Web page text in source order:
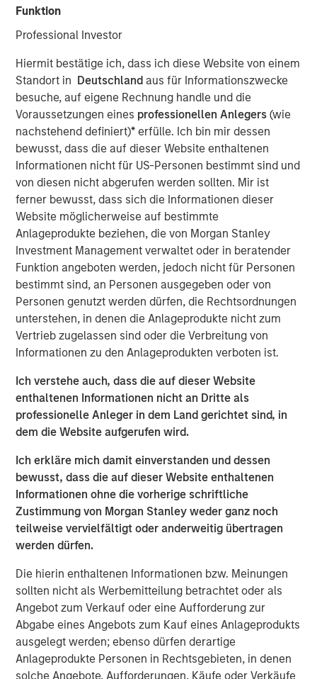
Funktion
Professional Investor
Hiermit bestätige ich, dass ich diese Website von einem
Standort in Deutschland aus für Informationszwecke
besuche, auf eigene Rechnung handle und die
Voraussetzungen eines professionellen Anlegers(wie
nachstehend definiert)* erfülle. Ich bin mir dessen
bewusst, dass die auf dieser Website enthaltenen
Informationen nicht für US-Personen bestimmt sind und
von diesen nicht abgerufen werden sollten. Mir ist
ferner bewusst, dass sich die Informationen dieser
Website möglicherweise auf bestimmte
Anlageprodukte beziehen, die von Morgan Stanley
Investment Management verwaltet oder in beratender
Funktion angeboten werden, jedoch nicht für Personen
bestimmt sind, an Personen ausgegeben oder von
Personen genutzt werden dürfen, die Rechtsordnungen
unterstehen, in denen die Anlageprodukte nicht zum
Vertrieb zugelassen sind oder die Verbreitung von
Informationen zu den Anlageprodukten verboten ist.
Ich verstehe auch, dass die auf dieser Website
enthaltenen Informationen nicht an Dritte als
professionelle Anleger in dem Land gerichtet sind, in
dem die Website aufgerufen wird.
Ich erkläre mich damit einverstanden und dessen
bewusst, dass die auf dieser Website enthaltenen
Informationen ohne die vorherige schriftliche
Zustimmung von Morgan Stanley weder ganz noch
teilweise vervielfältigt oder anderweitig übertragen
werden dürfen.
Die hierin enthaltenen Informationen bzw. Meinungen
sollten nicht als Werbemitteilung betrachtet oder als
Angebot zum Verkauf oder eine Aufforderung zur
Abgabe eines Angebots zum Kauf eines Anlageprodukts
ausgelegt werden; ebenso dürfen derartige
Anlageprodukte Personen in Rechtsgebieten, in denen
solche Angebote, Aufforderungen, Käufe oder Verkäufe
adjustment. As provided under the merger agreement,
Eaton Vance shareholders also received a special
December 18, 2020 to shareholders of record on
December 4, 2020.
“This acquisition further advances our strategic
transformation by continuing to add more fee-based
revenues to complement our world-class, integrated
investment bank. With the addition of Eaton Vance,
Morgan Stanley will oversee $5.4 trillion of client assets
across its Wealth Management and Investment
Management segments. The Morgan Stanley Investment
Management and Eaton Vance businesses are delivering
strong growth and their complementary investment and
distribution capabilities will deliver significant
incremental value to our investment management
clients,” said James P. Gorman, Chairman and Chief
Executive Officer of Morgan Stanley.
Thomas E. Faust, Jr., Chairman and Chief Executive
Officer of Eaton Vance, will become Chairman of Morgan
Stanley Investment Management and will join the Morgan
Stanley Management Committee.
“We are excited to welcome Eaton Vance. Our combined
organization is exceptionally well positioned to deliver
differentiated value to our clients and growth
opportunities for our employees,” said Dan Simkowitz,
Head of Morgan Stanley Investment Management.
”My Eaton Vance colleagues and I are pleased to join
Morgan Stanley to begin the work of building the world’s
premier asset management organization,” said Mr. Faust.
“On a combined basis, Morgan Stanley Investment
Management and Eaton Vance have unrivaled investment
capabilities, distribution reach and client relationships
around the globe.”
Morgan Stanley is a leading global financial services firm
providing a wide range of investment banking, securities,